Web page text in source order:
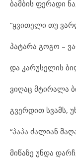
ბამბის ფერადი ნა
“ყვითელი თუ ვარ
პატარა გოგო –
და კარუსელის ბი
ვიღაც მტირალა
გვერდით სვამს,
“პაპა ძალიან მა
მიწაზე უნდა დარ